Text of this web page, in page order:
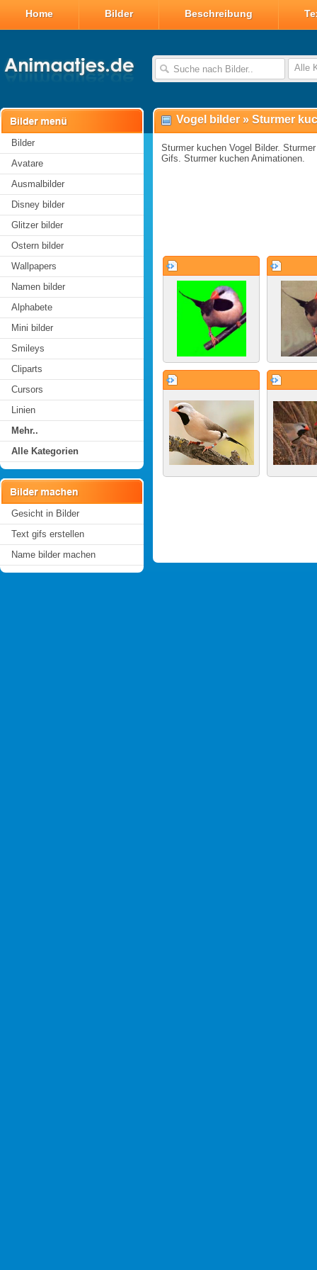
Home Bilder Beschreibung
Alle
Bilder
Avatare
Ausmalbilder
Disney bilder
Glitzer bilder
Ostern bilder
Wallpapers
Namen bilder
Alphabete
Mini bilder
Smileys
Cliparts
Cursors
Linien
Mehr..
Alle Kategorien
Gesicht in Bilder
Text gifs erstellen
Name bilder machen
Vogel bilder » Sturmer
Sturmer kuchen Vogel Bilder.
Gifs. Sturmer kuchen Animationen.